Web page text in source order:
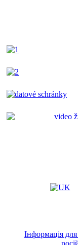
Інформація